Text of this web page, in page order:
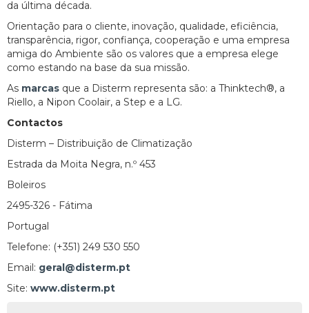
da última década.
Orientação para o cliente, inovação, qualidade, eficiência,
transparência, rigor, confiança, cooperação e uma empresa
amiga do Ambiente são os valores que a empresa elege
como estando na base da sua missão.
As marcas que a Disterm representa são: a Thinktech®, a
Riello, a Nipon Coolair, a Step e a LG.
Contactos
Disterm – Distribuição de Climatização
Estrada da Moita Negra, n.º 453
Boleiros
2495-326 - Fátima
Portugal
Telefone: (+351) 249 530 550
Email: geral@disterm.pt
Site: www.disterm.pt